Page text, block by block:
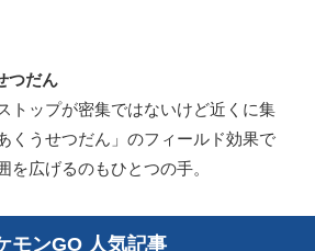
つだん
トップが密集ではないけど近くに集
くうせつだん」のフィールド効果で
を広げるのもひとつの手。
モンGO 人気記事